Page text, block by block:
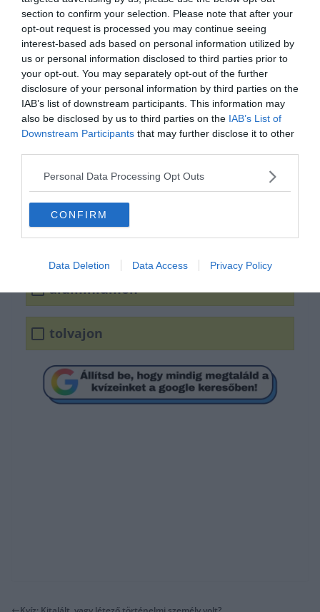
section to confirm your selection. Please note that after your
opt-out request is processed you may continue seeing
interest-based ads based on personal information utilized by
us or personal information disclosed to third parties prior to
your opt-out. You may separately opt-out of the further
disclosure of your personal information by third parties on the
IAB’s list of downstream participants. This information may
also be disclosed by us to third parties on the IAB’s List of
Downstream Participants that may further disclose it to other
Personal Data Processing Opt Outs
CONFIRM
Data Deletion Data Access Privacy Policy
Nem fog ________ a
rozsda.
aranyon
alumíniumon
tolvajon